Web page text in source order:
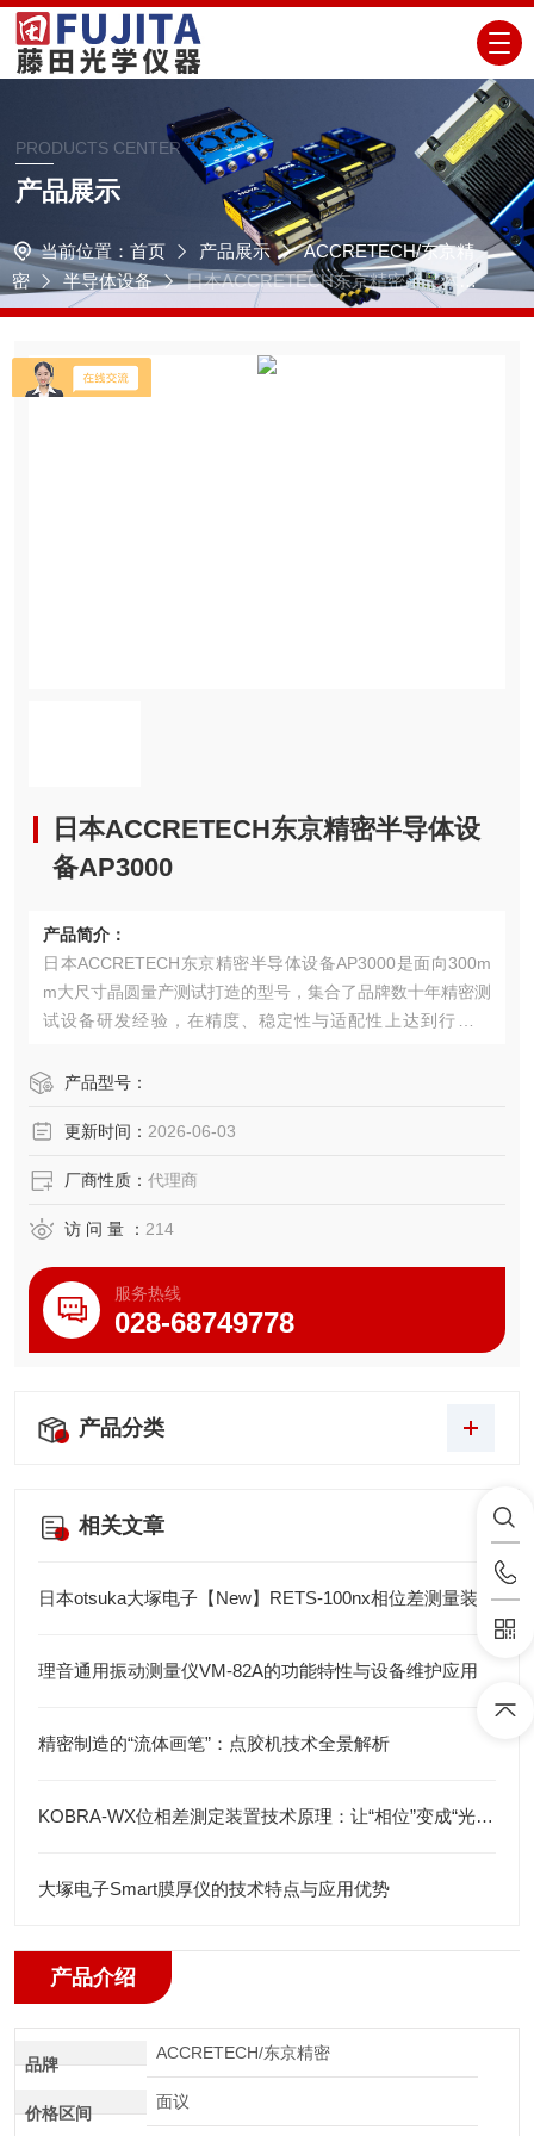
PRODUCTS CENTER
产品展示
当前位置： 首页 产品展示
ACCRETECH/东京精
密
半导体设备
日本ACCRETECH东京精密半导体设
备AP3000
日本ACCRETECH东京精密半导体设
备AP3000
产品简介：
日本ACCRETECH东京精密半导体设备AP3000是面向300m
m大尺寸晶圆量产测试打造的型号，集合了品牌数十年精密测
试设备研发经验，在精度、稳定性与适配性上达到行业水
AP3000的核心优势在于精密定位与稳定性能的深度结合，搭
产品型号：
更新时间： 2026-06-03
厂商性质： 代理商
访 问 量 ： 214
服务热线
028-68749778
产品分类
相关文章
日本otsuka大塚电子【New】RETS-100nx相位差测量装置
理音通用振动测量仪VM-82A的功能特性与设备维护应用
精密制造的“流体画笔”：点胶机技术全景解析
KOBRA-WX位相差測定装置技术原理：让“相位”变成“光强”
大塚电子Smart膜厚仪的技术特点与应用优势
产品介绍
品牌
ACCRETECH/东京精密
价格区间
面议